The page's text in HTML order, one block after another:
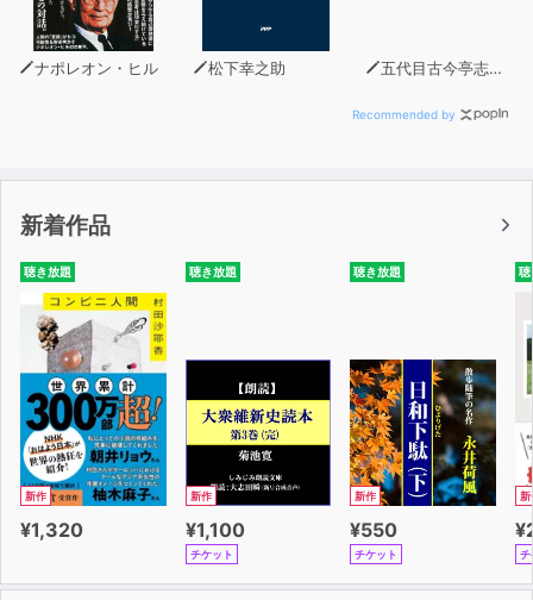
国の女
07：町おこしを兼ねた映画企画。撮影初日から不可解な
変が。地元の僧侶にお祓いをしてもらったのだが…お蔵入
したが、役者の男性は彼を驚愕の表情で見つめており…手
首のないオジサン
ナポレオン・ヒル 松下幸之助 五代目古今亭志ん生
Recommended by
新着作品
聴き放題
新作
¥1,320
聴き放題
新作
¥1,100
チケット
聴き放題
新作
¥550
チケット
聴
新
チ